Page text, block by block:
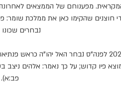
מפענוחם של הממצאים
חוצנים שהקימו כאן את ממלכת שומר:
נבחרים
האל יהו"ה כראש פנתיאון השנים
פיו קדוש; על כך נאמר: אלהים ניצב
פב:א).